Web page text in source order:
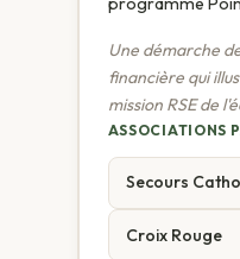
Une démarche
financière qui
mission RSE de
ASSOCIATIONS
Secours
Croix Rouge